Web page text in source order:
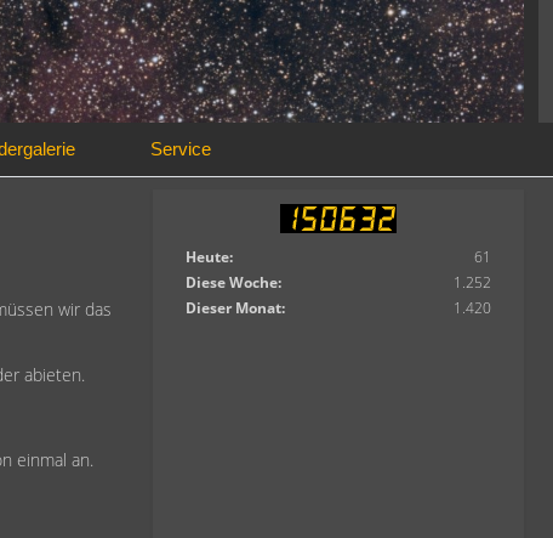
Service
wir das
abieten.
einmal an.
Heute:
61
Diese Woche:
1.252
Dieser Monat:
1.420